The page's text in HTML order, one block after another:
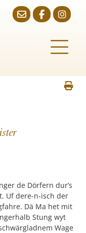
de Dörfern dur’s
Uf dere-n-isch der
Dä Ma het mit
Stung wyt
Wage